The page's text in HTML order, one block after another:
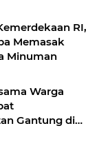
RI,
Memasak
Minuman
Warga
Gantung di